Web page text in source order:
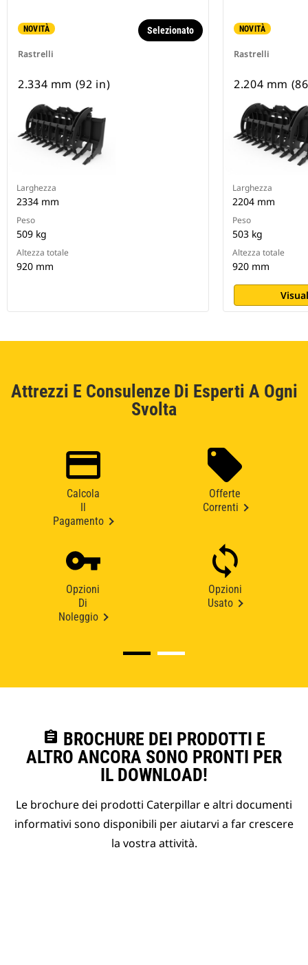
NOVITÀ
Rastrelli
Selezionato
2.334 mm (92 in)
Larghezza
2334 mm
Peso
509 kg
Altezza totale
920 mm
NOVITÀ
Rastrelli
2.204 mm
Larghezza
2204 mm
Peso
503 kg
Altezza totale
920 mm
Attrezzi E Consulenze Di Esperti A Ogni
Svolta
Calcola
Pagamento
Offerte
Correnti
Opzioni
Di
Noleggio
Opzioni
Usato
assignment BROCHURE DEI PRODOTTI E
ALTRO ANCORA SONO PRONTI PER
IL DOWNLOAD!
Le brochure dei prodotti Caterpillar e altri documenti
informativi sono disponibili per aiutarvi a far crescere
la vostra attività.